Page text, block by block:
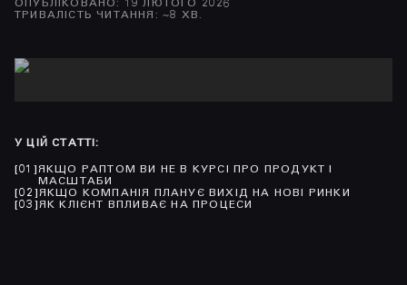
ОПУБЛІКОВАНО :
19 ЛЮТОГО 2026
ТРИВАЛІСТЬ ЧИТАННЯ : ~8 ХВ.
У ЦІЙ СТАТТІ:
[01 ]ЯКЩО РАПТОМ ВИ НЕ В КУРСІ ПРО ПРОДУКТ І
МАСШТАБИ
[02 ]ЯКЩО КОМПАНІЯ ПЛАНУЄ ВИХІД НА НОВІ РИНКИ
[03 ]ЯК КЛІЄНТ ВПЛИВАЄ НА ПРОЦЕСИ